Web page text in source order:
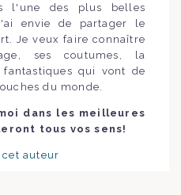
l'une des plus belles
envie de partager le
Je veux faire connaître
ses coutumes, la
qui vont de
du monde.
dans les meilleures
tous vos sens!
auteur